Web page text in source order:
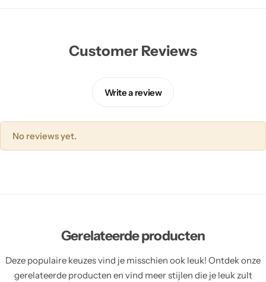
Customer Reviews
Write a review
No reviews yet.
Gerelateerde producten
Deze populaire keuzes vind je misschien ook leuk! Ontdek onze
gerelateerde producten en vind meer stijlen die je leuk zult